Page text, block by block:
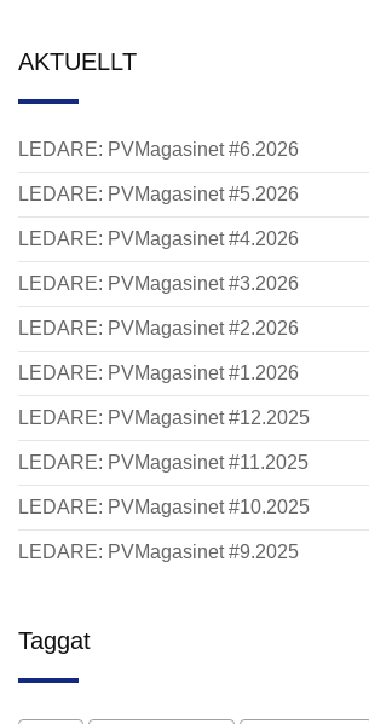
AKTUELLT
LEDARE: PVMagasinet #6.2026
LEDARE: PVMagasinet #5.2026
LEDARE: PVMagasinet #4.2026
LEDARE: PVMagasinet #3.2026
LEDARE: PVMagasinet #2.2026
LEDARE: PVMagasinet #1.2026
LEDARE: PVMagasinet #12.2025
LEDARE: PVMagasinet #11.2025
LEDARE: PVMagasinet #10.2025
LEDARE: PVMagasinet #9.2025
Taggat